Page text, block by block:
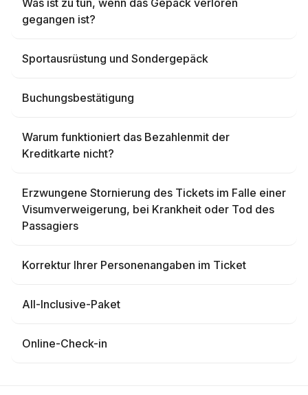
Was ist zu tun, wenn das Gepäck verloren
gegangen ist?
Sportausrüstung und Sondergepäck
Buchungsbestätigung
Warum funktioniert das Bezahlenmit der
Kreditkarte nicht?
Erzwungene Stornierung des Tickets im Falle einer
Visumverweigerung, bei Krankheit oder Tod des
Passagiers
Korrektur Ihrer Personenangaben im Ticket
All-Inclusive-Paket
Online-Check-in